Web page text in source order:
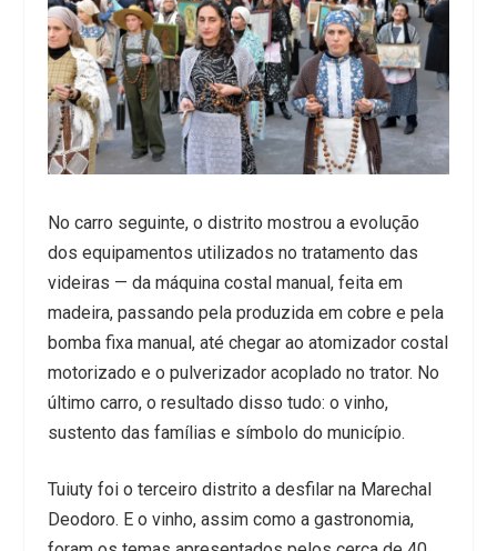
No carro seguinte, o distrito mostrou a evolução
dos equipamentos utilizados no tratamento das
videiras — da máquina costal manual, feita em
madeira, passando pela produzida em cobre e pela
bomba fixa manual, até chegar ao atomizador costal
motorizado e o pulverizador acoplado no trator. No
último carro, o resultado disso tudo: o vinho,
sustento das famílias e símbolo do município.
Tuiuty foi o terceiro distrito a desfilar na Marechal
Deodoro. E o vinho, assim como a gastronomia,